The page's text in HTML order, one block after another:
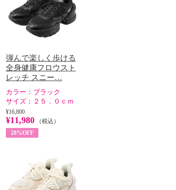
弾んで楽しく歩ける
全身健康フロウスト
レッチ スニー…
カラー： ブラック
サイズ： ２５．０ｃｍ
¥16,800
¥11,980
（税込）
28%OFF